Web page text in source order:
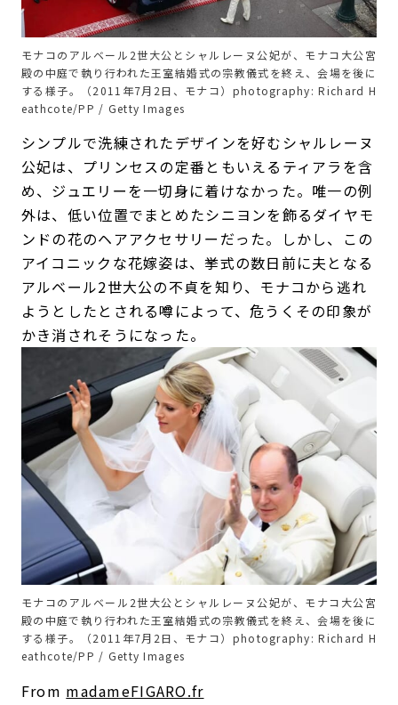
モナコのアルベール2世大公とシャルレーヌ公妃が、モナコ大公宮
殿の中庭で執り行われた王室結婚式の宗教儀式を終え、会場を後に
する様子。（2011年7月2日、モナコ）photography: Richard H
eathcote/PP / Getty Images
シンプルで洗練されたデザインを好むシャルレーヌ
公妃は、プリンセスの定番ともいえるティアラを含
め、ジュエリーを一切身に着けなかった。唯一の例
外は、低い位置でまとめたシニヨンを飾るダイヤモ
ンドの花のヘアアクセサリーだった。しかし、この
アイコニックな花嫁姿は、挙式の数日前に夫となる
アルベール2世大公の不貞を知り、モナコから逃れ
ようとしたとされる噂によって、危うくその印象が
かき消されそうになった。
モナコのアルベール2世大公とシャルレーヌ公妃が、モナコ大公宮
殿の中庭で執り行われた王室結婚式の宗教儀式を終え、会場を後に
する様子。（2011年7月2日、モナコ）photography: Richard H
eathcote/PP / Getty Images
From madameFIGARO.fr